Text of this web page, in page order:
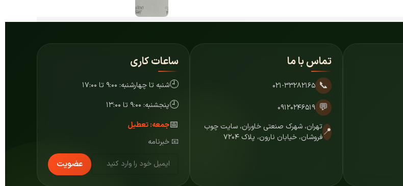
تماس با ما
📞 ۰۲۱-۳۳۲۸۲۱۶۵
💬 ۰۹۱۲۰۲۴۶۵۱۹
📍تهران، شهرک صنعتی خاوران، سایت چوب
فروشان، خیابان نارون، پلاک ۷۲۰۴
ساعات کاری
🕘شنبه تا چهارشنبه: ۹:۰۰ تا ۱۷:۰۰
🕘پنجشنبه: ۹:۰۰ تا ۱۳:۰۰
📅جمعه: تعطیل
📧 خبرنامه
عضویت